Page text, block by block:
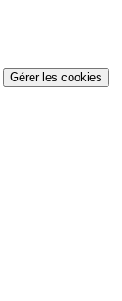
Gérer les cookies